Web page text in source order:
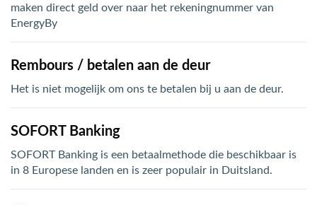
maken direct geld over naar het rekeningnummer van
EnergyBy
Rembours / betalen aan de deur
Het is niet mogelijk om ons te betalen bij u aan de deur.
SOFORT Banking
SOFORT Banking is een betaalmethode die beschikbaar is
in 8 Europese landen en is zeer populair in Duitsland.